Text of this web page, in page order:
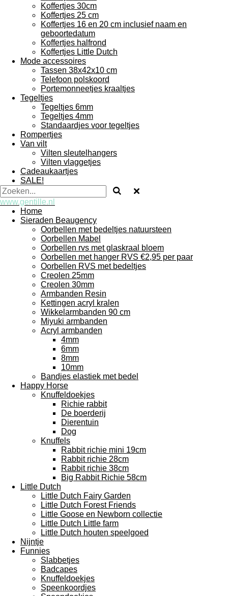
Koffertjes 30cm
Koffertjes 25 cm
Koffertjes 16 en 20 cm inclusief naam en
geboortedatum
Koffertjes halfrond
Koffertjes Little Dutch
Mode accessoires
Tassen 38x42x10 cm
Telefoon polskoord
Portemonneetjes kraaltjes
Tegeltjes
Tegeltjes 6mm
Tegeltjes 4mm
Standaardjes voor tegeltjes
Rompertjes
Van vilt
Vilten sleutelhangers
Vilten vlaggetjes
Cadeaukaartjes
SALE!
www.gentille.nl
Home
Sieraden Beaugency
Oorbellen met bedeltjes natuursteen
Oorbellen Mabel
Oorbellen rvs met glaskraal bloem
Oorbellen met hanger RVS €2,95 per paar
Oorbellen RVS met bedeltjes
Creolen 25mm
Creolen 30mm
Armbanden Resin
Kettingen acryl kralen
Wikkelarmbanden 90 cm
Miyuki armbanden
Acryl armbanden
4mm
6mm
8mm
10mm
Bandjes elastiek met bedel
Happy Horse
Knuffeldoekjes
Richie rabbit
De boerderij
Dierentuin
Dog
Knuffels
Rabbit richie mini 19cm
Rabbit richie 28cm
Rabbit richie 38cm
Big Rabbit Richie 58cm
Little Dutch
Little Dutch Fairy Garden
Little Dutch Forest Friends
Little Goose en Newborn collectie
Little Dutch Little farm
Little Dutch houten speelgoed
Nijntje
Funnies
Slabbetjes
Badcapes
Knuffeldoekjes
Speenkoordjes